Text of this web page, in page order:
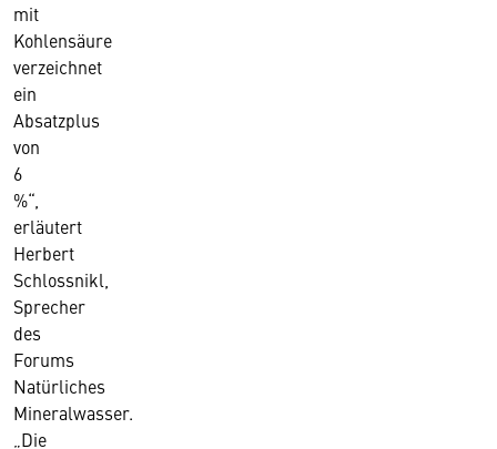
mit
Kohlensäure
verzeichnet
ein
Absatzplus
von
6
%“,
erläutert
Herbert
Schlossnikl,
Sprecher
des
Forums
Natürliches
Mineralwasser.
„Die